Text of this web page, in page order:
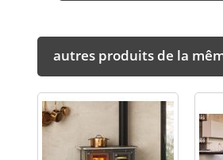
autres produits de la